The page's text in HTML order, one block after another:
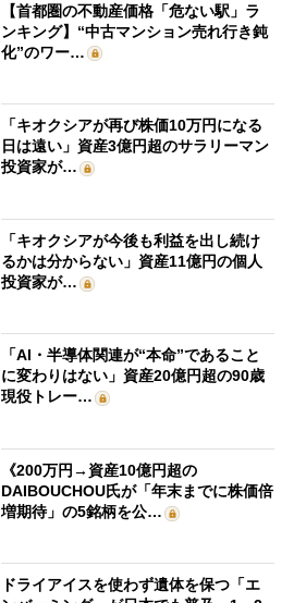
【首都圏の不動産価格「危ない駅」ラ
ンキング】“中古マンション売れ行き鈍
化”のワー…
「キオクシアが再び株価10万円になる
日は遠い」資産3億円超のサラリーマン
投資家が…
「キオクシアが今後も利益を出し続け
るかは分からない」資産11億円の個人
投資家が…
「AI・半導体関連が“本命”であること
に変わりはない」資産20億円超の90歳
現役トレー…
《200万円→資産10億円超の
DAIBOUCHOU氏が「年末までに株価倍
増期待」の5銘柄を公…
ドライアイスを使わず遺体を保つ「エ